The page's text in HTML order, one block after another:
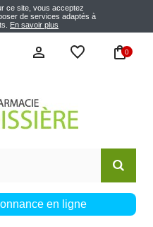
ce site, vous acceptez
de services adaptés à
En savoir plus
0
en ligne